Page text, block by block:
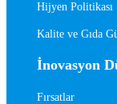
Hijyen Politikası
Kalite ve Gıda
İnovasyon
Fırsatlar